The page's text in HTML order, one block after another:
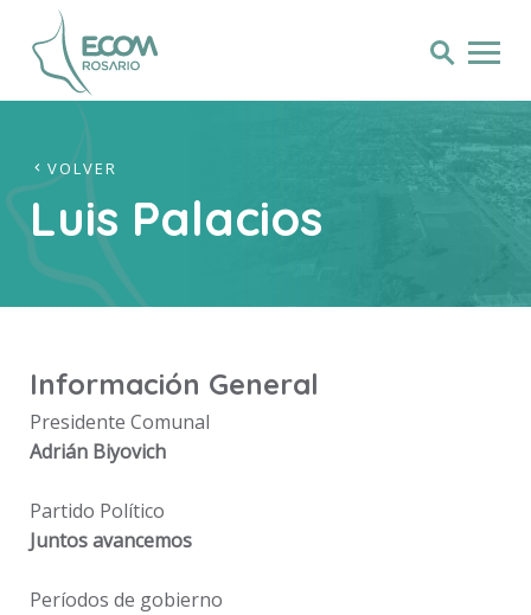
VOLVER
Luis Palacios
Información General
Presidente Comunal
Adrián Biyovich
Partido Político
Juntos avancemos
Períodos de gobierno